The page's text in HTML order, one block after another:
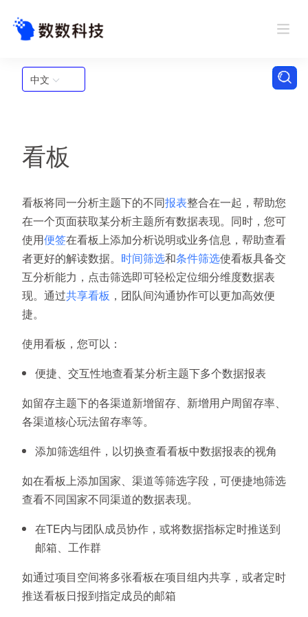
中文
看板
看板将同一分析主题下的不同报表整合在一起，帮助您
在一个页面获取某分析主题所有数据表现。同时，您可
使用便签在看板上添加分析说明或业务信息，帮助查看
者更好的解读数据。 时间筛选和条件筛选使看板具备交
互分析能力，点击筛选即可轻松定位细分维度数据表
现。通过共享看板 ，团队间沟通协作可以更加高效便
捷。
使用看板，您可以：
便捷、交互性地查看某分析主题下多个数据报表
如留存主题下的各渠道新增留存、新增用户周留存率、
各渠道核心玩法留存率等。
添加筛选组件，以切换查看看板中数据报表的视角
如在看板上添加国家、渠道等筛选字段，可便捷地筛选
查看不同国家不同渠道的数据表现。
在TE内与团队成员协作，或将数据指标定时推送到
邮箱、工作群
如通过项目空间将多张看板在项目组内共享，或者定时
推送看板日报到指定成员的邮箱